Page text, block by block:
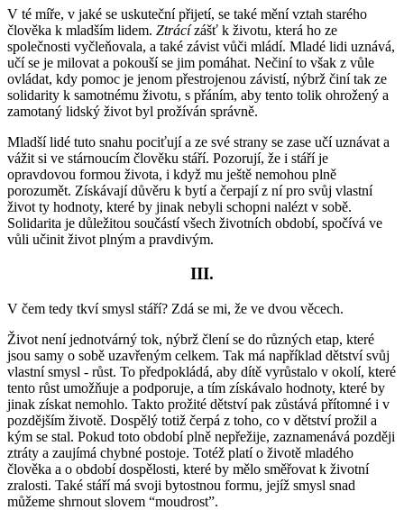
V té míře, v jaké se uskuteční přijetí, se také mění vztah starého
člověka k mladším lidem. Ztrácízášť k životu, která ho ze
společnosti vyčleňovala, a také závist vůči mládí. Mladé lidi uznává,
učí se je milovat a pokouší se jim pomáhat. Nečiní to však z vůle
ovládat, kdy pomoc je jenom přestrojenou závistí, nýbrž činí tak ze
solidarity k samotnému životu, s přáním, aby tento tolik ohrožený a
zamotaný lidský život byl prožíván správně.
Mladší lidé tuto snahu pociťují a ze své strany se zase učí uznávat a
vážit si ve stárnoucím člověku stáří. Pozorují, že i stáří je
opravdovou formou života, i když mu ještě nemohou plně
porozumět. Získávají důvěru k bytí a čerpají z ní pro svůj vlastní
život ty hodnoty, které by jinak nebyli schopni nalézt v sobě.
Solidarita je důležitou součástí všech životních období, spočívá ve
vůli učinit život plným a pravdivým.
III.
V čem tedy tkví smysl stáří? Zdá se mi, že ve dvou věcech.
Život není jednotvárný tok, nýbrž člení se do různých etap, které
jsou samy o sobě uzavřeným celkem. Tak má například dětství svůj
vlastní smysl - růst. To předpokládá, aby dítě vyrůstalo v okolí, které
tento růst umožňuje a podporuje, a tím získávalo hodnoty, které by
jinak získat nemohlo. Takto prožité dětství pak zůstává přítomné i v
pozdějším životě. Dospělý totiž čerpá z toho, co v dětství prožil a
kým se stal. Pokud toto období plně nepřežije, zaznamenává později
ztráty a zaujímá chybné postoje. Totéž platí o životě mladého
člověka a o období dospělosti, které by mělo směřovat k životní
zralosti. Také stáří má svoji bytostnou formu, jejíž smysl snad
můžeme shrnout slovem “moudrost”.